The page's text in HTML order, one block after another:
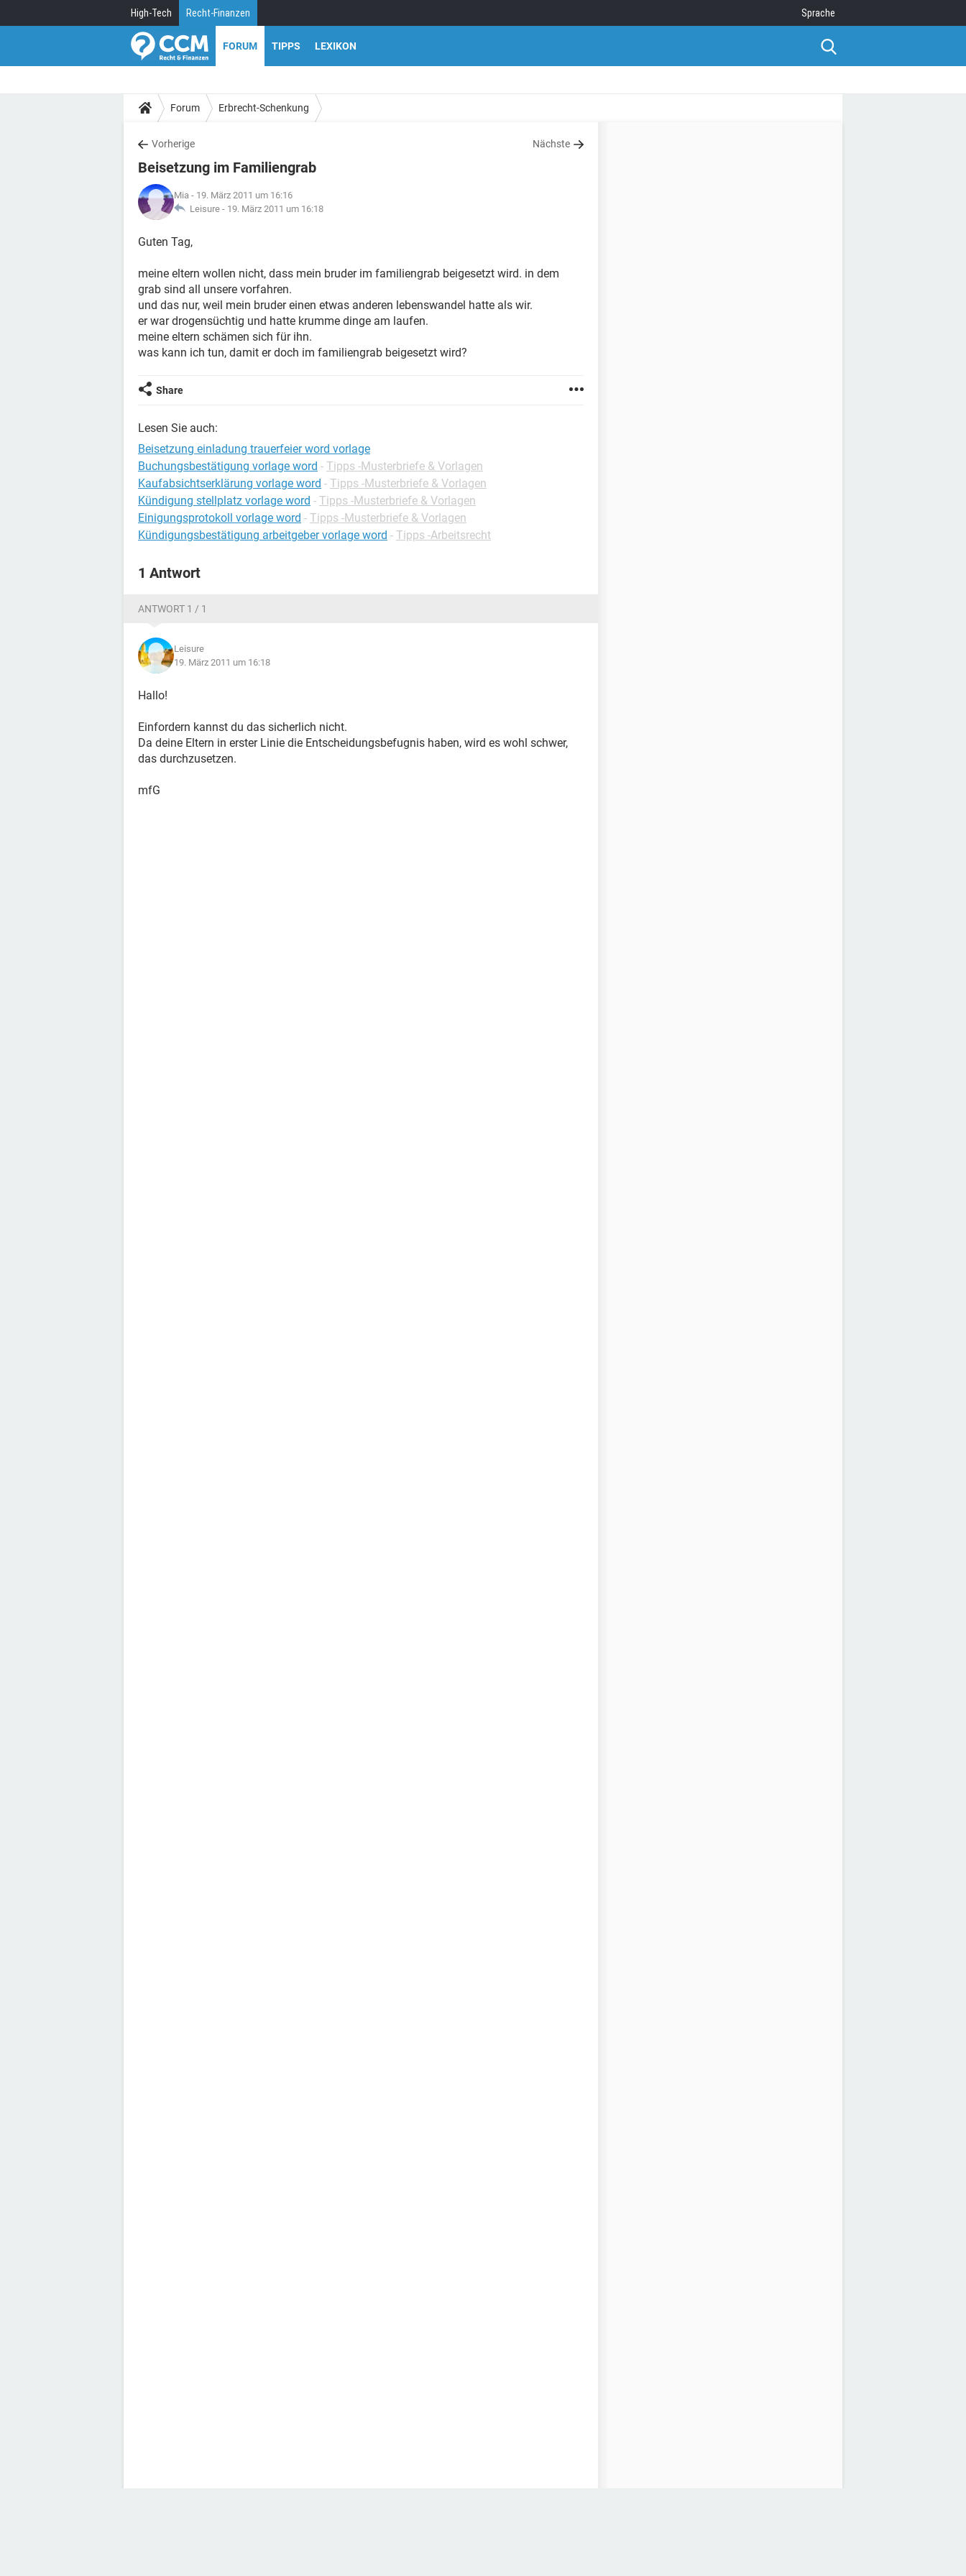
High-Tech Recht-Finanzen Sprache
FORUM TIPPS LEXIKON
Forum Erbrecht-Schenkung
Vorherige Nächste
Beisetzung im Familiengrab
Mia - 19. März 2011 um 16:16
Leisure - 19. März 2011 um 16:18
Guten Tag,
meine eltern wollen nicht, dass mein bruder im familiengrab beigesetzt wird. in dem
grab sind all unsere vorfahren.
und das nur, weil mein bruder einen etwas anderen lebenswandel hatte als wir.
er war drogensüchtig und hatte krumme dinge am laufen.
meine eltern schämen sich für ihn.
was kann ich tun, damit er doch im familiengrab beigesetzt wird?
Share
Lesen Sie auch:
Beisetzung einladung trauerfeier word vorlage
Buchungsbestätigung vorlage word - Tipps -Musterbriefe & Vorlagen
Kaufabsichtserklärung vorlage word - Tipps -Musterbriefe & Vorlagen
Kündigung stellplatz vorlage word - Tipps -Musterbriefe & Vorlagen
Einigungsprotokoll vorlage word - Tipps -Musterbriefe & Vorlagen
Kündigungsbestätigung arbeitgeber vorlage word - Tipps -Arbeitsrecht
1 Antwort
ANTWORT 1 / 1
Leisure
19. März 2011 um 16:18
Hallo!
Einfordern kannst du das sicherlich nicht.
Da deine Eltern in erster Linie die Entscheidungsbefugnis haben, wird es wohl schwer,
das durchzusetzen.
mfG